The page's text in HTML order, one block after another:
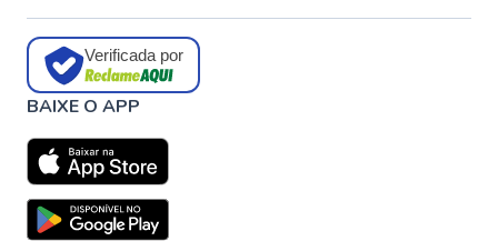
Verificada por
BAIXE O APP